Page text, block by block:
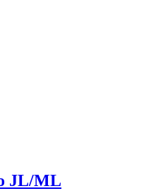
JL/ML